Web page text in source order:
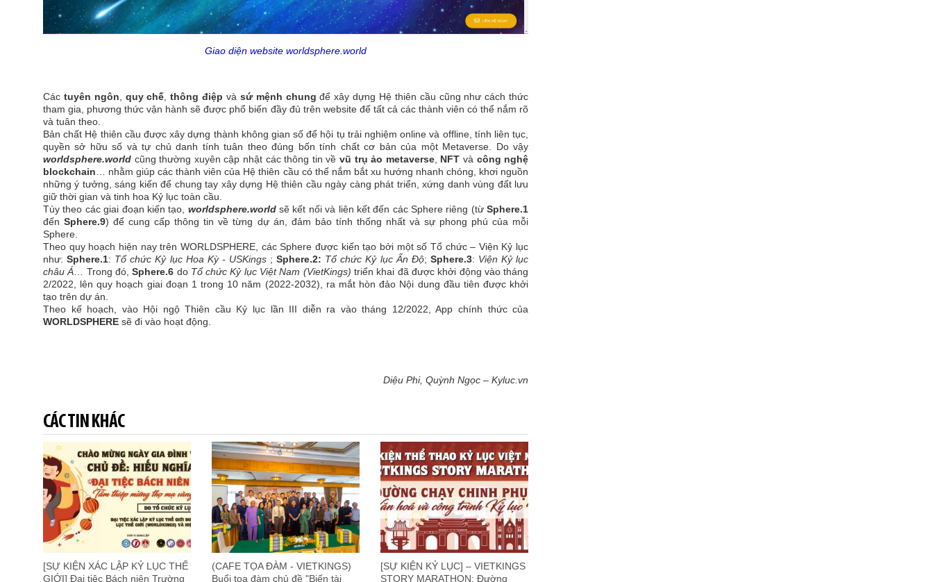
Giao diện website worldsphere.world
Các tuyên ngôn, quy chế, thông điệp và sứ mệnh chung để xây dựng Hệ thiên cầu cũng như cách thức
tham gia, phương thức vận hành sẽ được phổ biến đầy đủ trên website để tất cả các thành viên có thể nắm rõ
và tuân theo.
Bản chất Hệ thiên cầu được xây dựng thành không gian số để hội tụ trải nghiệm online và offline, tính liên tục,
quyền sở hữu số và tự chủ danh tính tuân theo đúng bốn tính chất cơ bản của một Metaverse. Do vậy
worldsphere.world cũng thường xuyên cập nhật các thông tin về vũ trụ ảo metaverse, NFT và công nghệ
blockchain… nhằm giúp các thành viên của Hệ thiên cầu có thể nắm bắt xu hướng nhanh chóng, khơi nguồn
những ý tưởng, sáng kiến để chung tay xây dựng Hệ thiên cầu ngày càng phát triển, xứng danh vùng đất lưu
giữ thời gian và tinh hoa Kỷ lục toàn cầu.
Tùy theo các giai đoạn kiến tạo, worldsphere.worldsẽ kết nối và liên kết đến các Sphere riêng (từSphere.1
đếnSphere.9) để cung cấp thông tin về từng dự án, đảm bảo tính thống nhất và sự phong phú của mỗi
Sphere.
Theo quy hoạch hiện nay trên WORLDSPHERE, các Sphere được kiến tạo bởi một số Tổ chức – Viện Kỷ lục
như:Sphere.1: Tổ chức Kỷ lục Hoa Kỳ - USKings;Sphere.2: Tổ chức Kỷ lục Ấn Độ; Sphere.3: Viện Kỷ lục
châu Á… Trong đó,Sphere.6 do Tổ chức Kỷ lục Việt Nam (VietKings) triển khai đã được khởi động vào tháng
2/2022, lên quy hoạch giai đoạn 1 trong 10 năm (2022-2032), ra mắt hòn đảo Nội dung đầu tiên được khởi
tạo trên dự án.
Theo kế hoạch, vào Hội ngộ Thiên cầu Kỷ lục lần III diễn ra vào tháng 12/2022, App chính thức của
WORLDSPHERE sẽ đi vào hoạt động.
Diệu Phi, Quỳnh Ngọc – Kyluc.vn
CÁC TIN KHÁC
[SỰ KIỆN XÁC LẬP KỶ LỤC THẾ
GIỚI] Đại tiệc Bách niên Trường
(CAFE TỌA ĐÀM - VIETKINGS)
Buổi tọa đàm chủ đề "Biến tài
[SỰ KIỆN KỶ LỤC] – VIETKINGS
STORY MARATHON: Đường